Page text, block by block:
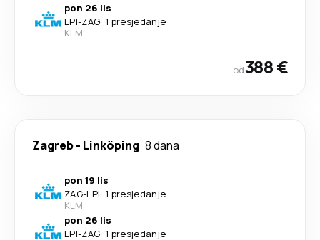
pon 26 lis
LPI-ZAG· 1 presjedanje
KLM
od388 €
Zagreb- Linköping 8 dana
pon 19 lis
ZAG-LPI· 1 presjedanje
KLM
pon 26 lis
LPI-ZAG· 1 presjedanje